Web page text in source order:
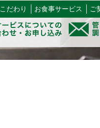
こだわり お食事サービス ご